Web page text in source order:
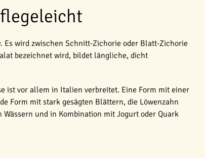
. Es wird zwischen Schnitt-Zichorie oder Blatt-Zichorie
bezeichnet wird, bildet längliche, dicht
ist vor allem in Italien verbreitet. Eine Form mit einer
Form mit stark gesägten Blättern, die Löwenzahn
und in Kombination mit Jogurt oder Quark